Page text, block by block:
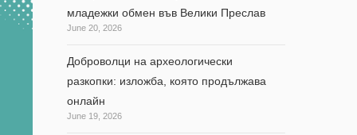
младежки обмен във Велики Преслав
June 20, 2026
Доброволци на археологически
разкопки: изложба, която продължава
онлайн
June 19, 2026